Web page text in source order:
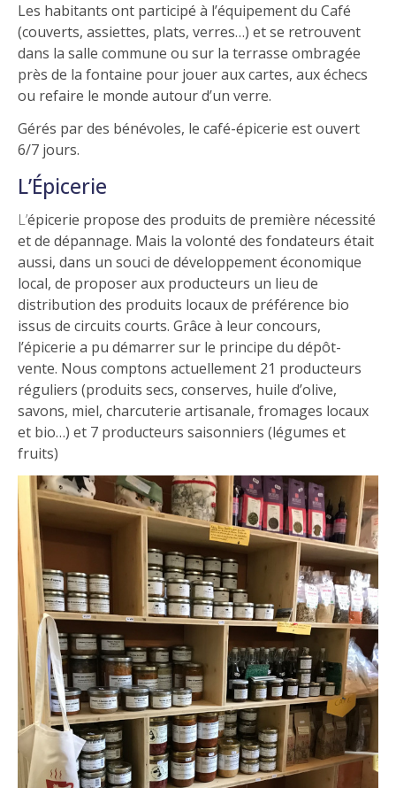
Les habitants ont participé à l’équipement du Café
(couverts, assiettes, plats, verres…) et se retrouvent
dans la salle commune ou sur la terrasse ombragée
près de la fontaine pour jouer aux cartes, aux échecs
ou refaire le monde autour d’un verre.
Gérés par des bénévoles, le café-épicerie est ouvert
6/7 jours.
L’Épicerie
L’épicerie propose des produits de première nécessité
et de dépannage. Mais la volonté des fondateurs était
aussi, dans un souci de développement économique
local, de proposer aux producteurs un lieu de
distribution des produits locaux de préférence bio
issus de circuits courts. Grâce à leur concours,
l’épicerie a pu démarrer sur le principe du dépôt-
vente. Nous comptons actuellement 21 producteurs
réguliers (produits secs, conserves, huile d’olive,
savons, miel, charcuterie artisanale, fromages locaux
et bio…) et 7 producteurs saisonniers (légumes et
fruits)